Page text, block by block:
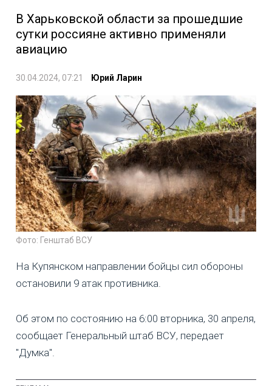
В Харьковской области за прошедшие
сутки россияне активно применяли
авиацию
30.04.2024, 07:21 Юрий Ларин
Фото: Генштаб ВСУ
На Купянском направлении бойцы сил обороны
остановили 9 атак противника.
Об этом по состоянию на 6:00 вторника, 30 апреля,
сообщает Генеральный штаб ВСУ, передает
"Думка".